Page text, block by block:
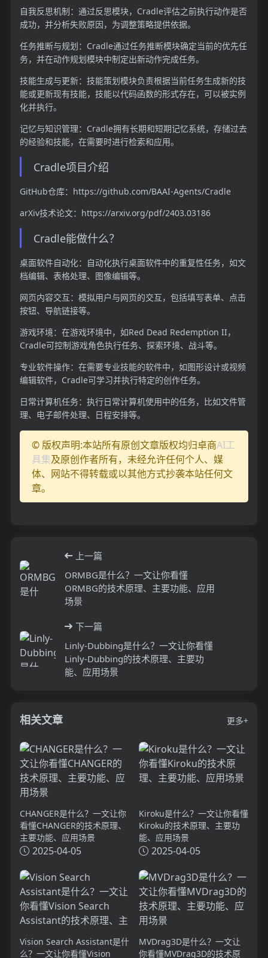
自我反思机制：通过反思模块，Cradle评估之前执行动作是否
成功，并分析失败原因，为调整策略提供依据。
任务推断与规划：Cradle通过任务推断模块确定当前的优先任
务，并在动作规划模块中制定出新动作完成任务。
技能生成与更新：技能策划模块负责根据当前任务生成新的技
能或更新现有技能，技能以代码函数的形式存在，可以被实例
化并执行。
记忆与知识管理：Cradle拥有长期和短期记忆系统，存储过去
的经验和技能，在需要时进行检索和应用。
Cradle项目介绍
GitHub仓库：https://github.com/BAAI-Agents/Cradle
arXiv技术论文：https://arxiv.org/pdf/2403.03186
Cradle能做什么？
桌面软件自动化：自动化执行桌面软件中的重复性任务，如文
档编辑、表格处理、图像编辑等。
网页内容交互：模拟用户与网页的交互，包括填写表单、点击
按钮、导航链接等。
游戏环境：在游戏环境中，如Red Dead Redemption II，
Cradle可控制游戏角色执行任务、探索环境、战斗等。
专业软件操作：在需要专业技能的软件中，如图形设计或视频
编辑软件，Cradle可学习并执行特定的创作任务。
日常计算机任务：执行日常计算机使用中的任务，比如文件管
理、电子邮件处理、日程安排等。
© 版权声明:本站所有原创文章版权均归卓商AI工
具集及原创作者所有，未经允许任何个人、媒
体、网站不得转载或以其他方式抄袭本站任何文
章。
上一篇
ORMBG是什么？一文让你看懂
ORMBG的技术原理、主要功能、应用
场景
下一篇
Linly-Dubbing是什么？一文让你看懂
Linly-Dubbing的技术原理、主要功
能、应用场景
相关文章 更多+
CHANGER是什么？一文让你
看懂CHANGER的技术原理、
主要功能、应用场景
2025-04-05
Kiroku是什么？一文让你看懂
Kiroku的技术原理、主要功
能、应用场景
2025-04-05
Vision Search Assistant是什
么？一文让你看懂Vision
MVDrag3D是什么？一文让
你看懂MVDrag3D的技术原